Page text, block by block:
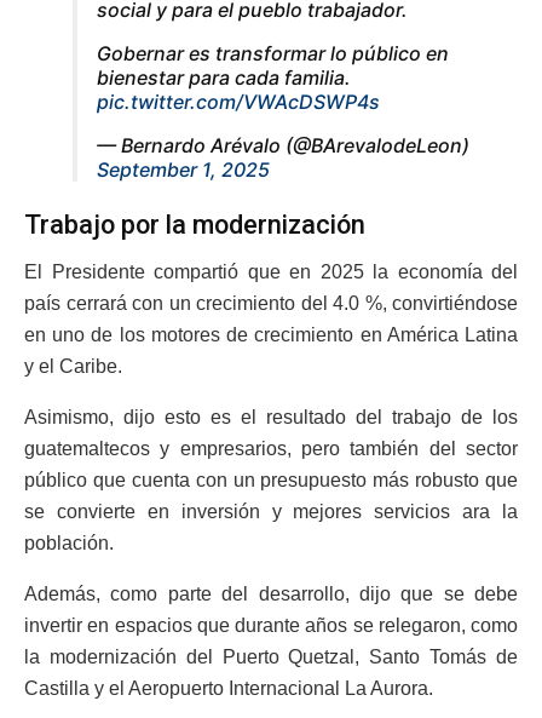
social y para el pueblo trabajador.
Gobernar es transformar lo público en
bienestar para cada familia.
pic.twitter.com/VWAcDSWP4s
— Bernardo Arévalo (@BArevalodeLeon)
September 1, 2025
Trabajo por la modernización
El Presidente compartió que en 2025 la economía del
país cerrará con un crecimiento del 4.0 %, convirtiéndose
en uno de los motores de crecimiento en América Latina
y el Caribe.
Asimismo, dijo esto es el resultado del trabajo de los
guatemaltecos y empresarios, pero también del sector
público que cuenta con un presupuesto más robusto que
se convierte en inversión y mejores servicios ara la
población.
Además, como parte del desarrollo, dijo que se debe
invertir en espacios que durante años se relegaron, como
la modernización del Puerto Quetzal, Santo Tomás de
Castilla y el Aeropuerto Internacional La Aurora.